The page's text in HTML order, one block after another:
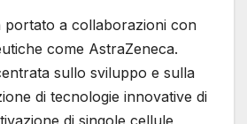
portato a collaborazioni con
come AstraZeneca.
sullo sviluppo e sulla
di tecnologie innovative di